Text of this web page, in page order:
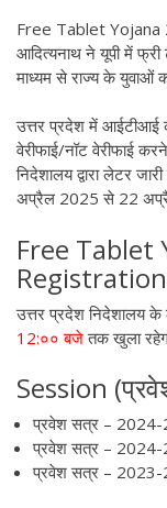
Free Tablet Yojana
आदित्यनाथ ने यूपी में
माध्यम से राज्य के युवाओं
उत्तर प्रदेश में आईटीआई
वेरीफाई/नॉट वेरीफाई
निदेशालय द्वारा लेटर
अप्रैल 2025 से 22
Free Tablet
उत्तर प्रदेश निदेशालय
12:०० बजेतक खुला
Session
प्रवेश सत्र – 2024-
प्रवेश सत्र – 2024-
प्रवेश सत्र – 2023-